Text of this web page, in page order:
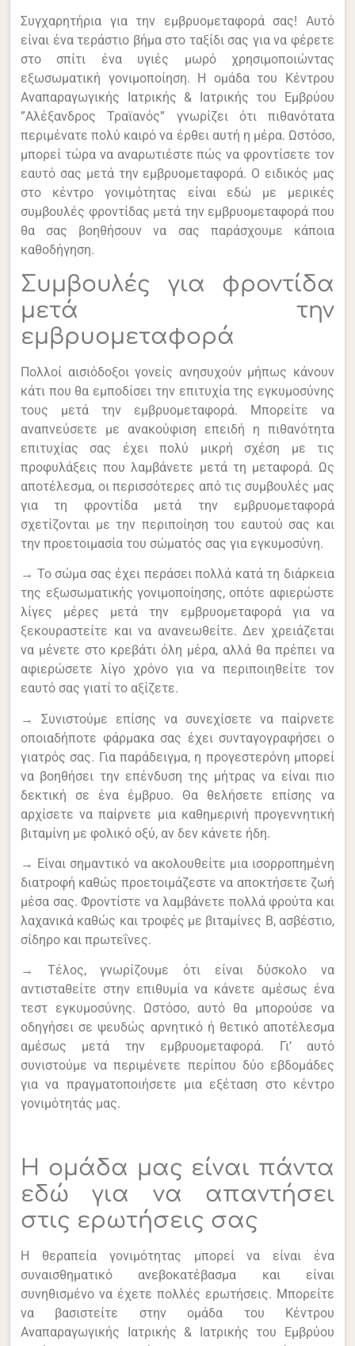
Συγχαρητήρια για την εμβρυομεταφορά σας! Αυτό
είναι ένα τεράστιο βήμα στο ταξίδι σας για να φέρετε
στο σπίτι ένα υγιές μωρό χρησιμοποιώντας
εξωσωματική γονιμοποίηση. Η ομάδα του Κέντρου
Αναπαραγωγικής Ιατρικής & Ιατρικής του Εμβρύου
”Αλέξανδρος Τραϊανός” γνωρίζει ότι πιθανότατα
περιμένατε πολύ καιρό να έρθει αυτή η μέρα. Ωστόσο,
μπορεί τώρα να αναρωτιέστε πώς να φροντίσετε τον
εαυτό σας μετά την εμβρυομεταφορά. Ο ειδικός μας
στο κέντρο γονιμότητας είναι εδώ με μερικές
συμβουλές φροντίδας μετά την εμβρυομεταφορά που
θα σας βοηθήσουν να σας παράσχουμε κάποια
καθοδήγηση.
Συμβουλές για φροντίδα
μετά την
εμβρυομεταφορά
Πολλοί αισιόδοξοι γονείς ανησυχούν μήπως κάνουν
κάτι που θα εμποδίσει την επιτυχία της εγκυμοσύνης
τους μετά την εμβρυομεταφορά. Μπορείτε να
αναπνεύσετε με ανακούφιση επειδή η πιθανότητα
επιτυχίας σας έχει πολύ μικρή σχέση με τις
προφυλάξεις που λαμβάνετε μετά τη μεταφορά. Ως
αποτέλεσμα, οι περισσότερες από τις συμβουλές μας
για τη φροντίδα μετά την εμβρυομεταφορά
σχετίζονται με την περιποίηση του εαυτού σας και
την προετοιμασία του σώματός σας για εγκυμοσύνη.
→ Το σώμα σας έχει περάσει πολλά κατά τη διάρκεια
της εξωσωματικής γονιμοποίησης, οπότε αφιερώστε
λίγες μέρες μετά την εμβρυομεταφορά για να
ξεκουραστείτε και να ανανεωθείτε. Δεν χρειάζεται
να μένετε στο κρεβάτι όλη μέρα, αλλά θα πρέπει να
αφιερώσετε λίγο χρόνο για να περιποιηθείτε τον
εαυτό σας γιατί το αξίζετε.
→ Συνιστούμε επίσης να συνεχίσετε να παίρνετε
οποιαδήποτε φάρμακα σας έχει συνταγογραφήσει ο
γιατρός σας. Για παράδειγμα, η προγεστερόνη μπορεί
να βοηθήσει την επένδυση της μήτρας να είναι πιο
δεκτική σε ένα έμβρυο. Θα θελήσετε επίσης να
αρχίσετε να παίρνετε μια καθημερινή προγεννητική
βιταμίνη με φολικό οξύ, αν δεν κάνετε ήδη.
→ Είναι σημαντικό να ακολουθείτε μια ισορροπημένη
διατροφή καθώς προετοιμάζεστε να αποκτήσετε ζωή
μέσα σας. Φροντίστε να λαμβάνετε πολλά φρούτα και
λαχανικά καθώς και τροφές με βιταμίνες Β, ασβέστιο,
σίδηρο και πρωτεΐνες.
→ Τέλος, γνωρίζουμε ότι είναι δύσκολο να
αντισταθείτε στην επιθυμία να κάνετε αμέσως ένα
τεστ εγκυμοσύνης. Ωστόσο, αυτό θα μπορούσε να
οδηγήσει σε ψευδώς αρνητικό ή θετικό αποτέλεσμα
αμέσως μετά την εμβρυομεταφορά. Γι’ αυτό
συνιστούμε να περιμένετε περίπου δύο εβδομάδες
για να πραγματοποιήσετε μια εξέταση στο κέντρο
γονιμότητάς μας.
Η ομάδα μας είναι πάντα
εδώ για να απαντήσει
στις ερωτήσεις σας
Η θεραπεία γονιμότητας μπορεί να είναι ένα
συναισθηματικό ανεβοκατέβασμα και είναι
συνηθισμένο να έχετε πολλές ερωτήσεις. Μπορείτε
να βασιστείτε στην ομάδα του Κέντρου
Αναπαραγωγικής Ιατρικής & Ιατρικής του Εμβρύου